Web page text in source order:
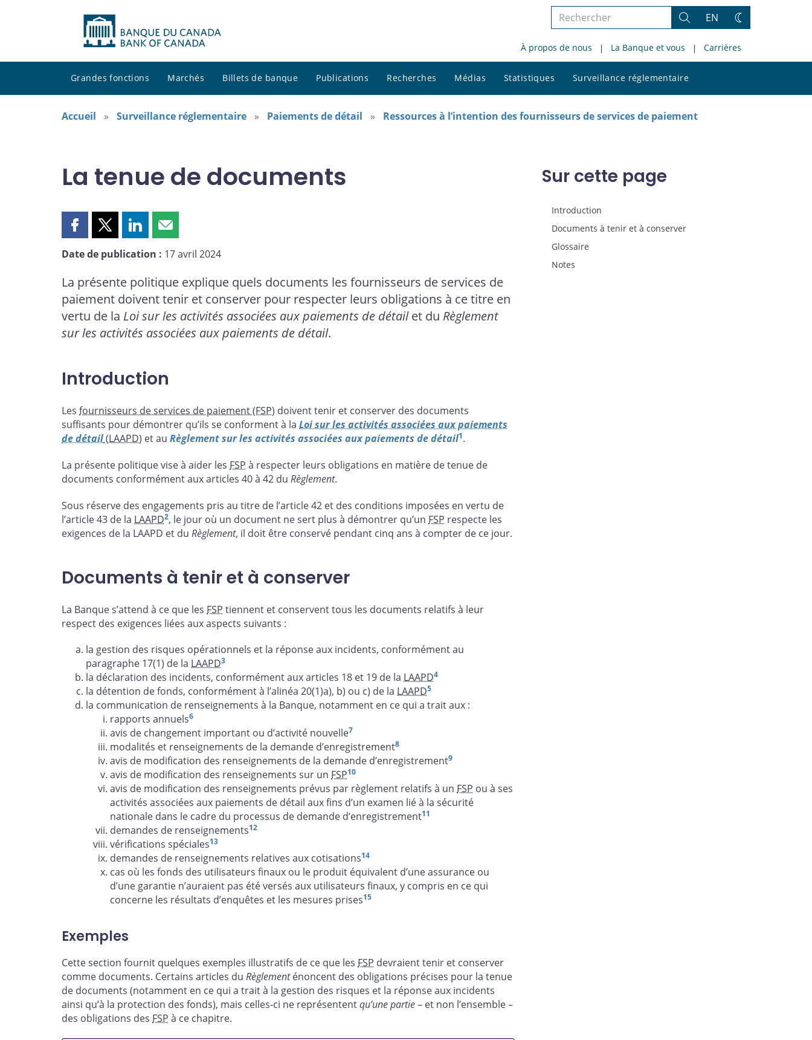
Rechercher
le
site
Rechercher
EN
Changez
thème
À propos de nous La Banque et vous Carrières
Grandes fonctions Marchés Billets de banque Publications Recherches Médias Statistiques Surveillance réglementaire
le
Accueil Surveillance réglementaire Paiements de détail Ressources à l’intention des fournisseurs de services de paiement
La tenue de documents
Partager
page
Facebook
Partager
page
X
Partager
page
LinkedIn
Partager
page
courriel
Date de publication : 17 avril 2024
La présente politique explique quels documents les fournisseurs de services de
paiement doivent tenir et conserver pour respecter leurs obligations à ce titre en
vertu de la Loi sur les activités associées aux paiements de détailet du Règlement
sur les activités associées aux paiements de détail.
Introduction
Les fournisseurs de services de paiement (FSP) doivent tenir et conserver des documents
suffisants pour démontrer qu’ils se conforment à la Loi sur les activités associées aux paiements
de détail(LAAPD) et au Règlement sur les activités associées aux paiements de détail1.
La présente politique vise à aider les FSP à respecter leurs obligations en matière de tenue de
documents conformément aux articles 40 à 42 du Règlement.
Sous réserve des engagements pris au titre de l’article 42 et des conditions imposées en vertu de
l’article 43 de la LAAPD2, le jour où un document ne sert plus à démontrer qu’un FSP respecte les
exigences de la LAAPD et du Règlement, il doit être conservé pendant cinq ans à compter de ce jour.
Documents à tenir et à conserver
La Banque s’attend à ce que les FSP tiennent et conservent tous les documents relatifs à leur
respect des exigences liées aux aspects suivants :
la gestion des risques opérationnels et la réponse aux incidents, conformément au
paragraphe 17(1) de la LAAPD3
la déclaration des incidents, conformément aux articles 18 et 19 de la LAAPD4
la détention de fonds, conformément à l’alinéa 20(1)a), b) ou c) de la LAAPD5
la communication de renseignements à la Banque, notamment en ce qui a trait aux :
rapports annuels6
avis de changement important ou d’activité nouvelle7
modalités et renseignements de la demande d’enregistrement8
avis de modification des renseignements de la demande d’enregistrement9
avis de modification des renseignements sur un FSP10
avis de modification des renseignements prévus par règlement relatifs à un FSP ou à ses
activités associées aux paiements de détail aux fins d’un examen lié à la sécurité
nationale dans le cadre du processus de demande d’enregistrement11
demandes de renseignements12
vérifications spéciales13
demandes de renseignements relatives aux cotisations14
cas où les fonds des utilisateurs finaux ou le produit équivalent d’une assurance ou
d’une garantie n’auraient pas été versés aux utilisateurs finaux, y compris en ce qui
concerne les résultats d’enquêtes et les mesures prises15
Exemples
Cette section fournit quelques exemples illustratifs de ce que les FSP devraient tenir et conserver
comme documents. Certains articles du Règlementénoncent des obligations précises pour la tenue
de documents (notamment en ce qui a trait à la gestion des risques et la réponse aux incidents
ainsi qu’à la protection des fonds), mais celles-ci ne représententqu’une partie– et non l’ensemble –
des obligations des FSP à ce chapitre.
Sur cette page
Introduction
Documents à tenir et à conserver
Glossaire
Notes